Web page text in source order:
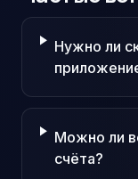
Нужно ли
Можно ли
счёта?